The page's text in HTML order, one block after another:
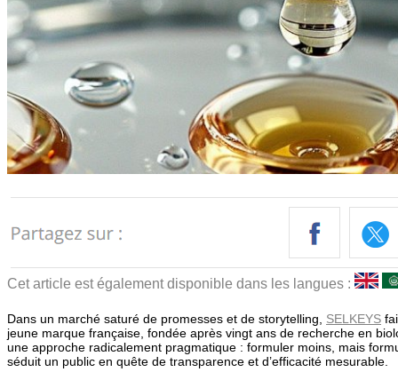
Cet article est également disponible dans les langues :
Dans un marché saturé de promesses et de storytelling, SELKEYS
jeune marque française, fondée après vingt ans de recherche en
une approche radicalement pragmatique : formuler moins, mais
séduit un public en quête de transparence et d’efficacité mesurable.